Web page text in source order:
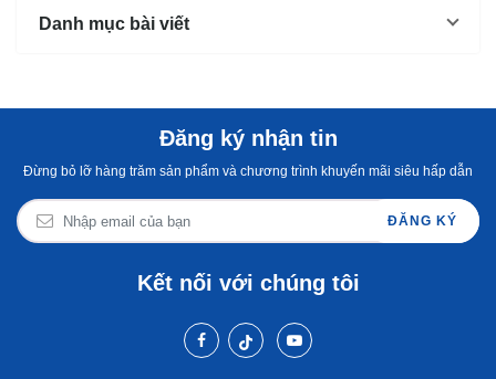
Danh mục bài viết
Đăng ký nhận tin
Đừng bỏ lỡ hàng trăm sản phẩm và chương trình khuyến mãi siêu hấp dẫn
ĐĂNG KÝ
Kết nối với chúng tôi